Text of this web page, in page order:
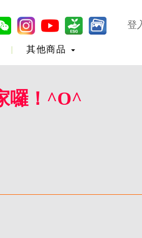
登
其他商品
囉！^O^